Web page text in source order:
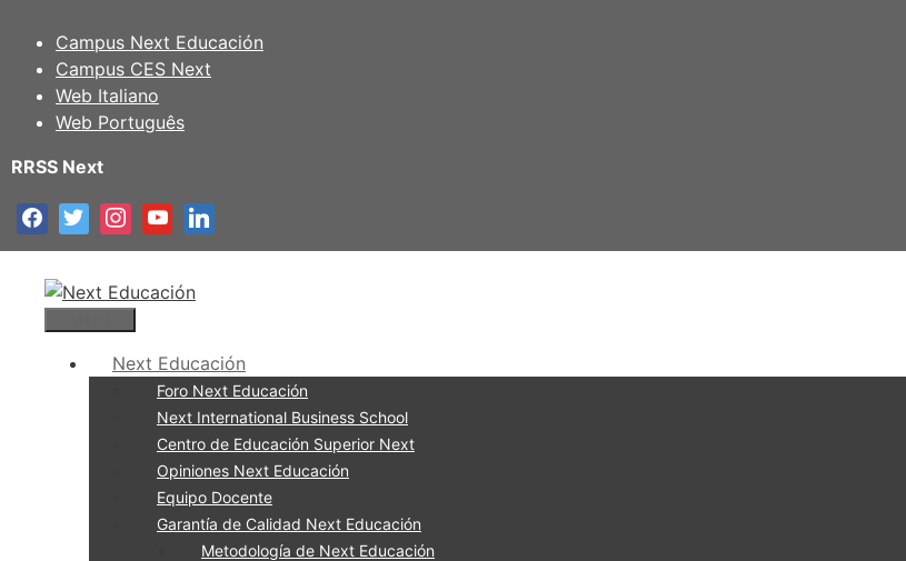
Campus Next Educación
Campus CES Next
Web Italiano
Web Português
RRSS Next
Next Educación
Foro Next Educación
Next International Business School
Centro de Educación Superior Next
Opiniones Next Educación
Equipo Docente
Garantía de Calidad Next Educación
Metodología de Next Educación